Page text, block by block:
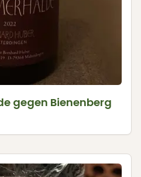
gegen Bienenberg